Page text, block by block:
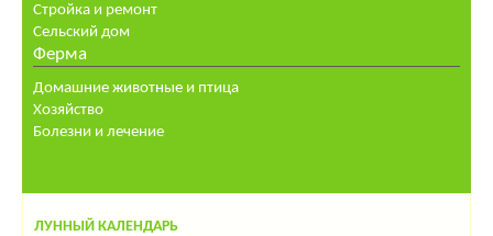
Стройка и ремонт
Сельский дом
Ферма
Домашние животные и птица
Хозяйство
Болезни и лечение
ЛУННЫЙ КАЛЕНДАРЬ